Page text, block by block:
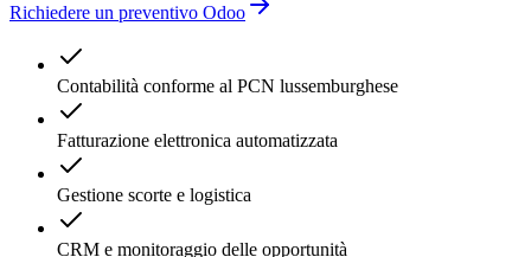
Richiedere un preventivo Odoo
Contabilità conforme al PCN lussemburghese
Fatturazione elettronica automatizzata
Gestione scorte e logistica
CRM e monitoraggio delle opportunità